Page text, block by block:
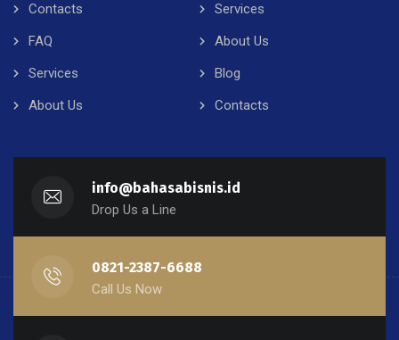
Contacts
Services
FAQ
About Us
Services
Blog
About Us
Contacts
info@bahasabisnis.id
Drop Us a Line
0821-2387-6688
Call Us Now